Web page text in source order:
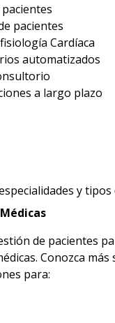
pacientes
Cardíaca
automatizados
a largo plazo
y
de pacientes
Conozca más
para: